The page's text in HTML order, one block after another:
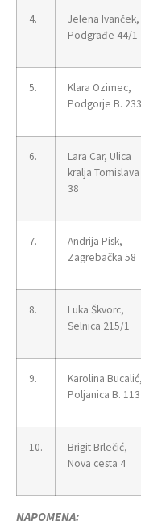
4.
Jelena Ivanček,
Podgrađe 44/1
5.
Klara Ozimec,
Podgorje B. 233
6.
Lara Car, Ulica
kralja Tomislava
38
7.
Andrija Pisk,
Zagrebačka 58
8.
Luka Škvorc,
Selnica 215/1
9.
Karolina Bucalić,
Poljanica B. 113
10.
Brigit Brlečić,
Nova cesta 4
NAPOMENA: